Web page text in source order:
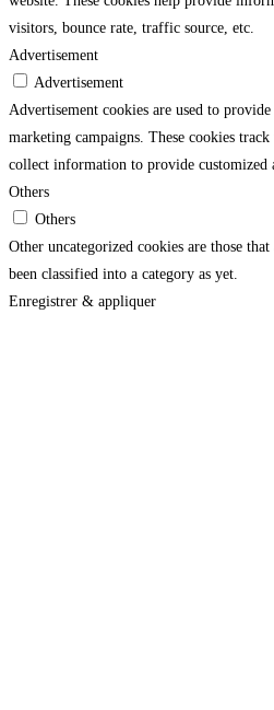
visitors, bounce rate, traffic source, etc.
Advertisement
Advertisement
Advertisement cookies are used to
marketing campaigns. These cookies track
collect information to provide customized
Others
Others
Other uncategorized cookies are those
been classified into a category as yet.
Enregistrer & appliquer